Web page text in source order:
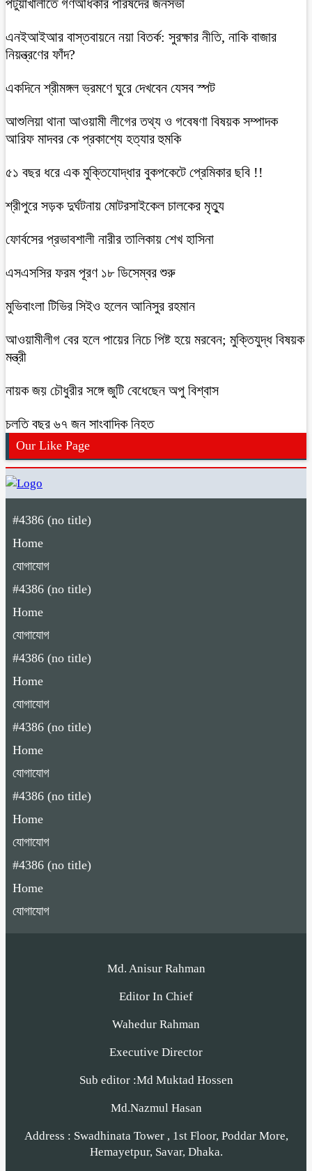
পটুয়াখালীতে গণঅধিকার পরিষদের জনসভা
এনইআইআর বাস্তবায়নে নয়া বিতর্ক: সুরক্ষার নীতি, নাকি বাজার
নিয়ন্ত্রণের ফাঁদ?
একদিনে শ্রীমঙ্গল ভ্রমণে ঘুরে দেখবেন যেসব স্পট
আশুলিয়া থানা আওয়ামী লীগের তথ্য ও গবেষণা বিষয়ক সম্পাদক
আরিফ মাদবর কে প্রকাশ্যে হত্যার হুমকি
৫১ বছর ধরে এক মুক্তিযোদ্ধার বুকপকেটে প্রেমিকার ছবি !!
শ্রীপুরে সড়ক দুর্ঘটনায় মোটরসাইকেল চালকের মৃত্যু
ফোর্বসের প্রভাবশালী নারীর তালিকায় শেখ হাসিনা
এসএসসির ফরম পূরণ ১৮ ডিসেম্বর শুরু
মুভিবাংলা টিভির সিইও হলেন আনিসুর রহমান
আওয়ামীলীগ বের হলে পায়ের নিচে পিষ্ট হয়ে মরবেন; মুক্তিযুদ্ধ বিষয়ক
মন্ত্রী
নায়ক জয় চৌধুরীর সঙ্গে জুটি বেধেছেন অপু বিশ্বাস
চলতি বছর ৬৭ জন সাংবাদিক নিহত
Our Like Page
#4386 (no title)
Home
যোগাযোগ
#4386 (no title)
Home
যোগাযোগ
#4386 (no title)
Home
যোগাযোগ
#4386 (no title)
Home
যোগাযোগ
#4386 (no title)
Home
যোগাযোগ
#4386 (no title)
Home
যোগাযোগ
Md. Anisur Rahman
Editor In Chief
Wahedur Rahman
Executive Director
Sub editor :Md Muktad Hossen
Md.Nazmul Hasan
Address : Swadhinata Tower , 1st Floor, Poddar More,
Hemayetpur, Savar, Dhaka.